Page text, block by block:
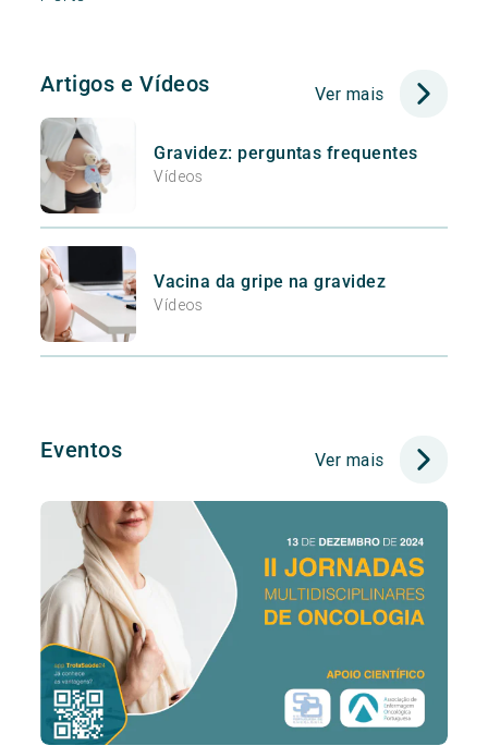
Artigos e Vídeos Ver mais
Gravidez: perguntas frequentes
Vídeos
Vacina da gripe na gravidez
Vídeos
Eventos Ver mais